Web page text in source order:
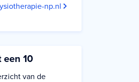
np.nl
10
van de